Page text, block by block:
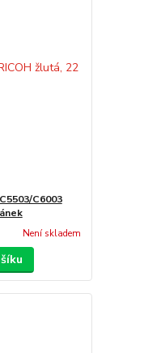
C6003
Není skladem